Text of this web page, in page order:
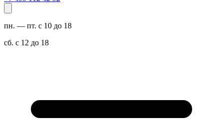
пн. — пт. с 10 до 18
сб. с 12 до 18